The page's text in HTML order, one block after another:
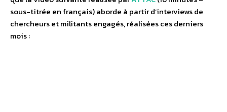
sous-titrée en français) aborde à partir d’interviews de
chercheurs et militants engagés, réalisées ces derniers
mois :